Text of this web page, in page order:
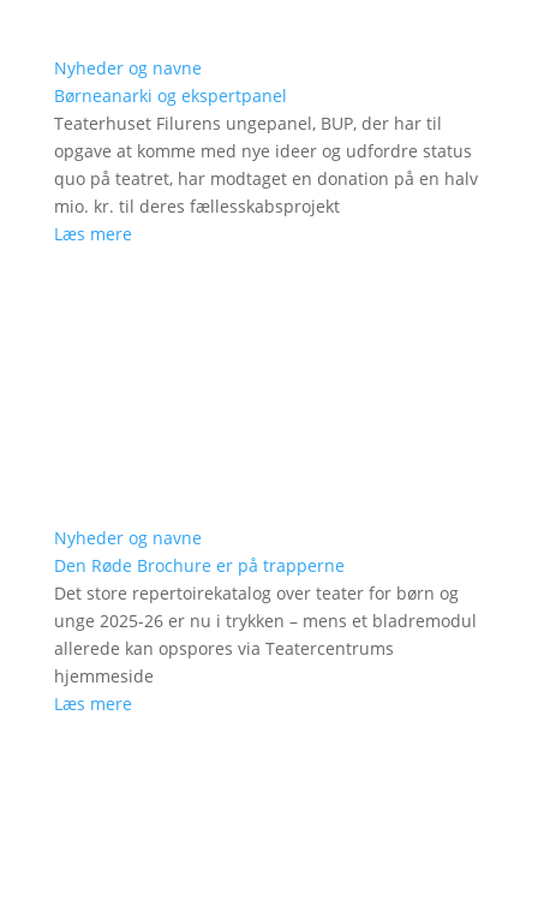
Nyheder og navne
Børneanarki og ekspertpanel
Teaterhuset Filurens ungepanel, BUP, der har til
opgave at komme med nye ideer og udfordre status
quo på teatret, har modtaget en donation på en halv
mio. kr. til deres fællesskabsprojekt
Læs mere
Nyheder og navne
Den Røde Brochure er på trapperne
Det store repertoirekatalog over teater for børn og
unge 2025-26 er nu i trykken – mens et bladremodul
allerede kan opspores via Teatercentrums
hjemmeside
Læs mere